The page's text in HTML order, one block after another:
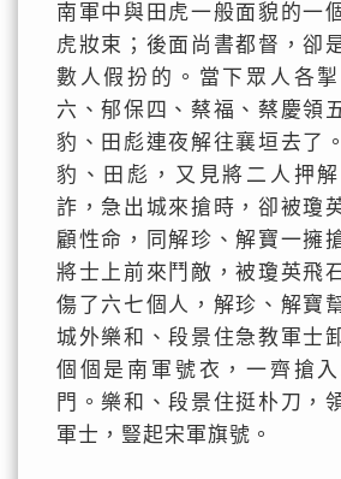
南軍中與田虎一般面貌的一
虎妝束；後面尚書都督，卻
數人假扮的。當下眾人各
六、郁保四、蔡福、蔡慶領
豹、田彪連夜解往襄垣去了
豹、田彪，又見將二人押
詐，急出城來搶時，卻被瓊
顧性命，同解珍、解寶一擁
將士上前來鬥敵，被瓊英飛
傷了六七個人，解珍、解寶
城外樂和、段景住急教軍士
個個是南軍號衣，一齊搶
門。樂和、段景住挺朴刀，
軍士，豎起宋軍旗號。